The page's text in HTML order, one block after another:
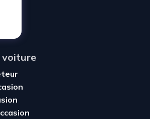
voiture